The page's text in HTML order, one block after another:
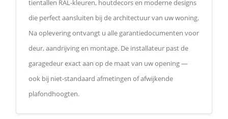
tientallen RAL-kleuren, houtdecors en moderne designs
die perfect aansluiten bij de architectuur van uw woning.
Na oplevering ontvangt u alle garantiedocumenten voor
deur, aandrijving en montage. De installateur past de
garagedeur exact aan op de maat van uw opening —
ook bij niet-standaard afmetingen of afwijkende
plafondhoogten.